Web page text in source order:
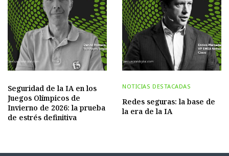
Seguridad de la IA en los
Juegos Olímpicos de
Invierno de 2026: la prueba
de estrés definitiva
NOTICIAS DESTACADAS
Redes seguras: la base de
la era de la IA